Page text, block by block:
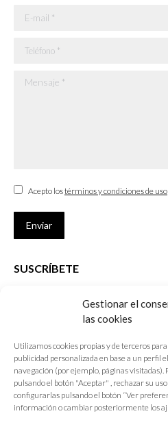
Gestionar el
las cookies
Utilizamos cookies propias y de terceros
publicidad personalizada en base a un perfil
navegación (por ejemplo, páginas visitadas).
pulsando el botón "Aceptar" , rechazar su
configurarlas pulsando el botón “Ver
información o cambiar posteriormente los
E-mail *
Teléfono *
Mensaje *
Acepto lostérminos y condiciones de uso
Enviar
SUSCRÍBETE
que desarrolla el Colegio de Arquitectos
E-mail *
Acepto lostérminos y condiciones de uso